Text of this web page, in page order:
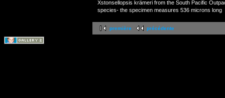
Xstonsellopsis krämeri from the South Pacific
species- the specimen measures 536 microns long
première précédente